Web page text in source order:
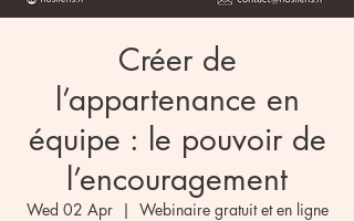
Créer de
l’appartenance en
équipe : le pouvoir de
l’encouragement
Wed 02 Apr
  |
Webinaire gratuit et en ligne